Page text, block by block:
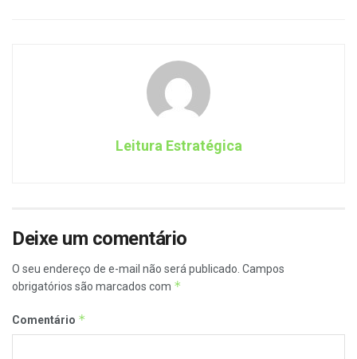
Leitura Estratégica
Deixe um comentário
O seu endereço de e-mail não será publicado. Campos
obrigatórios são marcados com *
Comentário *